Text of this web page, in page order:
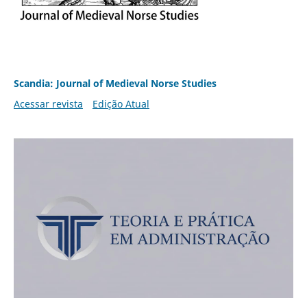
Scandia: Journal of Medieval Norse Studies
Acessar revista
Edição Atual